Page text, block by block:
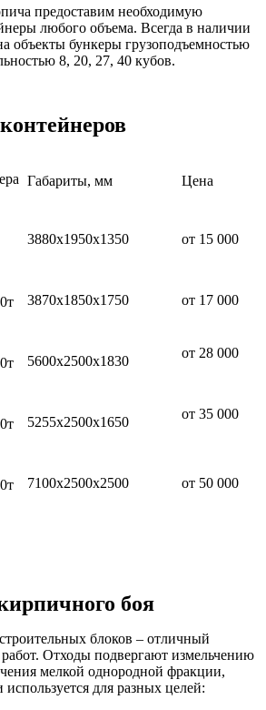
предоставим необходимую
любого объема. Всегда в наличии
объекты бункеры грузоподъемностью
8, 20, 27, 40 кубов.
Габариты, мм Цена
3880х1950х1350 от 15 000
3870х1850х1750 от 17 000
5600х2500х1830
от 28 000
5255х2500х1650
от 35 000
7100х2500х2500 от 50 000
боя
блоков – отличный
Отходы подвергают измельчению
мелкой однородной фракции,
используется для разных целей: